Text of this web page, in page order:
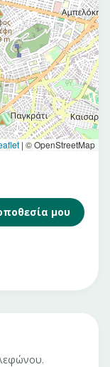
|© OpenStreetMap
μου